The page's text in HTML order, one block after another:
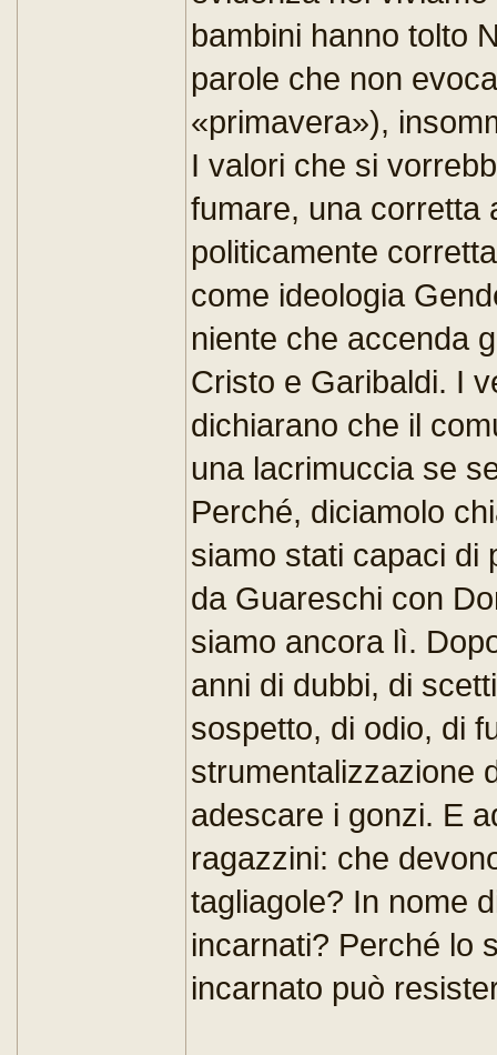
bambini hanno tolto
parole che non
«primavera»),
I valori che si
fumare, una corretta
politicamente
come ideologia
niente che accenda
Cristo e Garibaldi. I
dichiarano che il
una lacrimuccia se
Perché, diciamolo
siamo stati capaci di
da Guareschi con
siamo ancora lì.
anni di dubbi, di
sospetto, di odio, di
strumentalizzazione
adescare i gonzi. E
ragazzini: che
tagliagole? In nome
incarnati? Perché lo
incarnato può